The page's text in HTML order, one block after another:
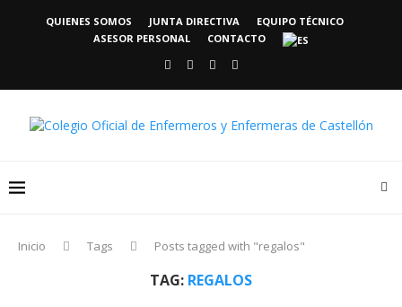
QUIENES SOMOS JUNTA DIRECTIVA
EQUIPO TÉCNICO
ASESOR PERSONAL
CONTACTO
Inicio Tags Posts tagged with "regalos"
TAG: REGALOS